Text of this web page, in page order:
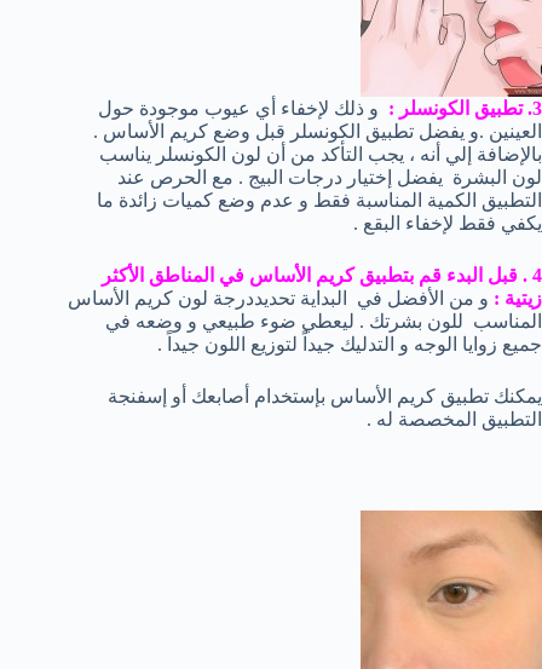
3. تطبيق الكونسلر :
و ذلك لإخفاء أي عيوب موجودة حول
العينين .و يفضل تطبيق الكونسلر قبل وضع كريم الأساس .
بالإضافة إلي أنه ، يجب التأكد من أن لون الكونسلر يناسب
لون البشرة يفضل إختيار درجات البيج . مع الحرص عند
التطبيق الكمية المناسبة فقط و عدم وضع كميات زائدة ما
يكفي فقط لإخفاء البقع .
4 . قبل البدء قم بتطبيق كريم الأساس في المناطق الأكثر
زيتية : و من الأفضل في البداية تحديددرجة لون كريم الأساس
المناسب للون بشرتك . ليعطي ضوء طبيعي و وضعه في
جميع زوايا الوجه و التدليك جيداً لتوزيع اللون جيداً .
يمكنك تطبيق كريم الأساس بإستخدام أصابعك أو إسفنجة
التطبيق المخصصة له .